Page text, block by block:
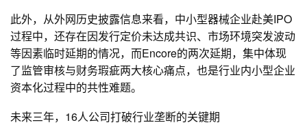
此外，从外网历史披露信息来看，中小型器械企业赴美IPO
过程中，还存在因发行定价未达成共识、市场环境突发波动
等因素临时延期的情况，而Encore的两次延期，集中体现
了监管审核与财务瑕疵两大核心痛点，也是行业内小型企业
资本化过程中的共性难题。
未来三年，16人公司打破行业垄断的关键期